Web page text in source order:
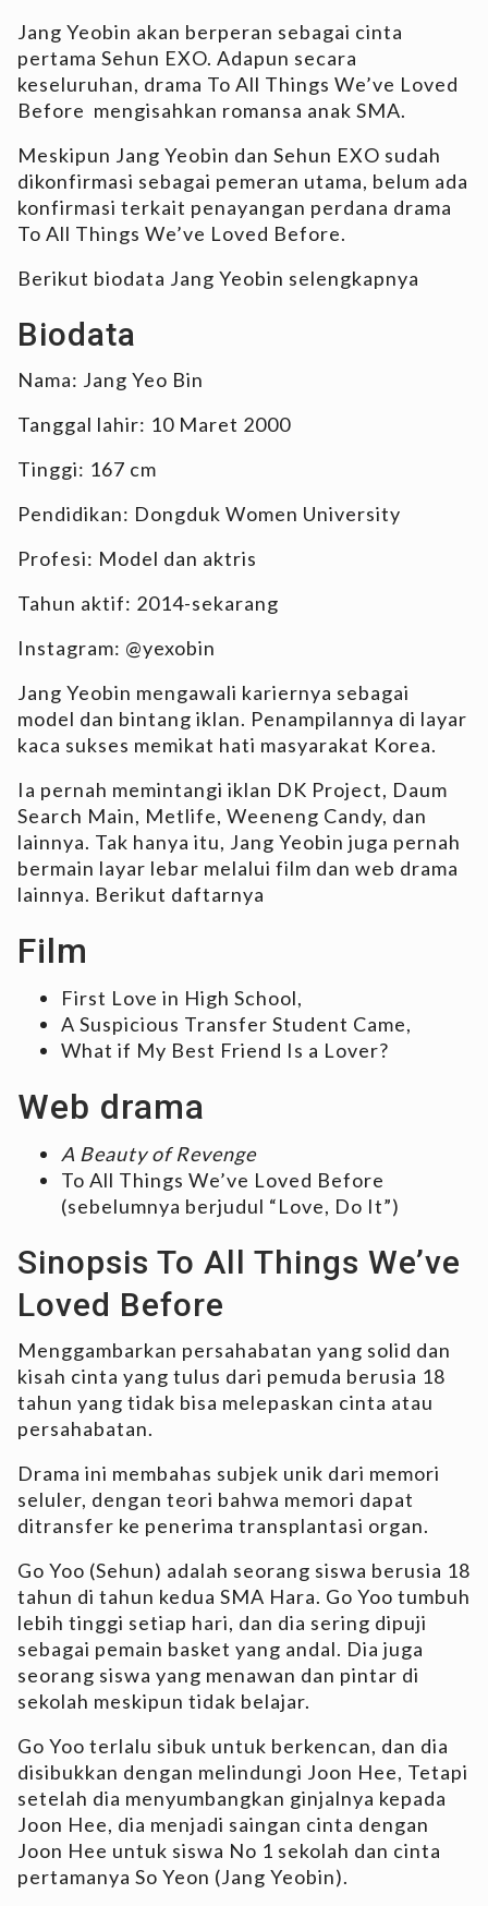
Jang Yeobin akan berperan sebagai cinta
pertama Sehun EXO. Adapun secara
keseluruhan, drama To All Things We’ve Loved
Before mengisahkan romansa anak SMA.
Meskipun Jang Yeobin dan Sehun EXO sudah
dikonfirmasi sebagai pemeran utama, belum ada
konfirmasi terkait penayangan perdana drama
To All Things We’ve Loved Before.
Berikut biodata Jang Yeobin selengkapnya
Biodata
Nama: Jang Yeo Bin
Tanggal lahir: 10 Maret 2000
Tinggi: 167 cm
Pendidikan: Dongduk Women University
Profesi: Model dan aktris
Tahun aktif: 2014-sekarang
Instagram: @yexobin
Jang Yeobin mengawali kariernya sebagai
model dan bintang iklan. Penampilannya di layar
kaca sukses memikat hati masyarakat Korea.
Ia pernah memintangi iklan DK Project, Daum
Search Main, Metlife, Weeneng Candy, dan
lainnya. Tak hanya itu, Jang Yeobin juga pernah
bermain layar lebar melalui film dan web drama
lainnya. Berikut daftarnya
Film
First Love in High School,
A Suspicious Transfer Student Came,
What if My Best Friend Is a Lover?
Web drama
A Beauty of Revenge
To All Things We’ve Loved Before
(sebelumnya berjudul “Love, Do It”)
Sinopsis To All Things We’ve
Loved Before
Menggambarkan persahabatan yang solid dan
kisah cinta yang tulus dari pemuda berusia 18
tahun yang tidak bisa melepaskan cinta atau
persahabatan.
Drama ini membahas subjek unik dari memori
seluler, dengan teori bahwa memori dapat
ditransfer ke penerima transplantasi organ.
Go Yoo (Sehun) adalah seorang siswa berusia 18
tahun di tahun kedua SMA Hara. Go Yoo tumbuh
lebih tinggi setiap hari, dan dia sering dipuji
sebagai pemain basket yang andal. Dia juga
seorang siswa yang menawan dan pintar di
sekolah meskipun tidak belajar.
Go Yoo terlalu sibuk untuk berkencan, dan dia
disibukkan dengan melindungi Joon Hee, Tetapi
setelah dia menyumbangkan ginjalnya kepada
Joon Hee, dia menjadi saingan cinta dengan
Joon Hee untuk siswa No 1 sekolah dan cinta
pertamanya So Yeon (Jang Yeobin).